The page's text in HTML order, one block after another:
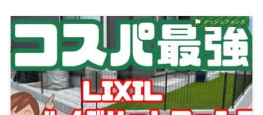
メッシュフェンス